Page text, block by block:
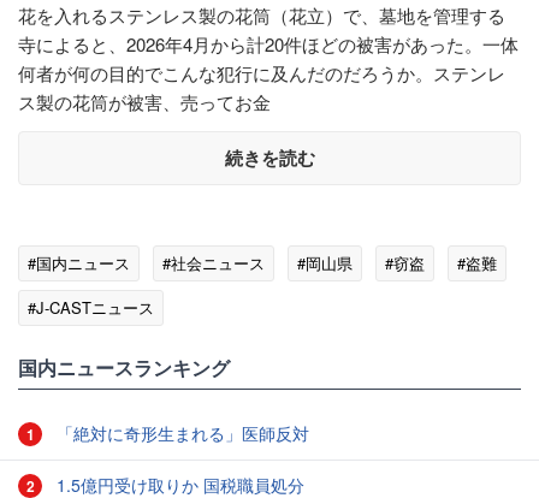
花を入れるステンレス製の花筒（花立）で、墓地を管理する
寺によると、2026年4月から計20件ほどの被害があった。一体
何者が何の目的でこんな犯行に及んだのだろうか。ステンレ
ス製の花筒が被害、売ってお金
続きを読む
#国内ニュース #社会ニュース #岡山県 #窃盗
#盗難
#J-CASTニュース
国内ニュースランキング
1 「絶対に奇形生まれる」医師反対
2 1.5億円受け取りか 国税職員処分